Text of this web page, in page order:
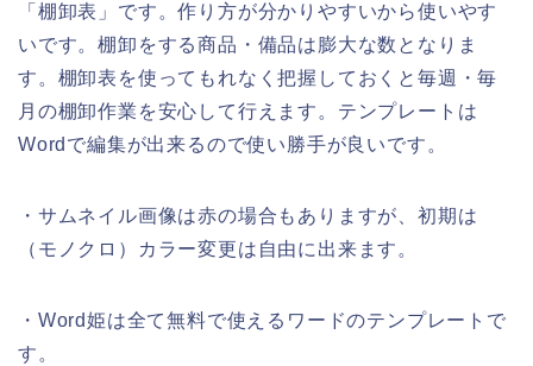
「棚卸表」です。作り方が分かりやすいから使いやす
いです。棚卸をする商品・備品は膨大な数となりま
す。棚卸表を使ってもれなく把握しておくと毎週・毎
月の棚卸作業を安心して行えます。テンプレートは
Wordで編集が出来るので使い勝手が良いです。
・サムネイル画像は赤の場合もありますが、初期は
（モノクロ）カラー変更は自由に出来ます。
・Word姫は全て無料で使えるワードのテンプレートで
す。